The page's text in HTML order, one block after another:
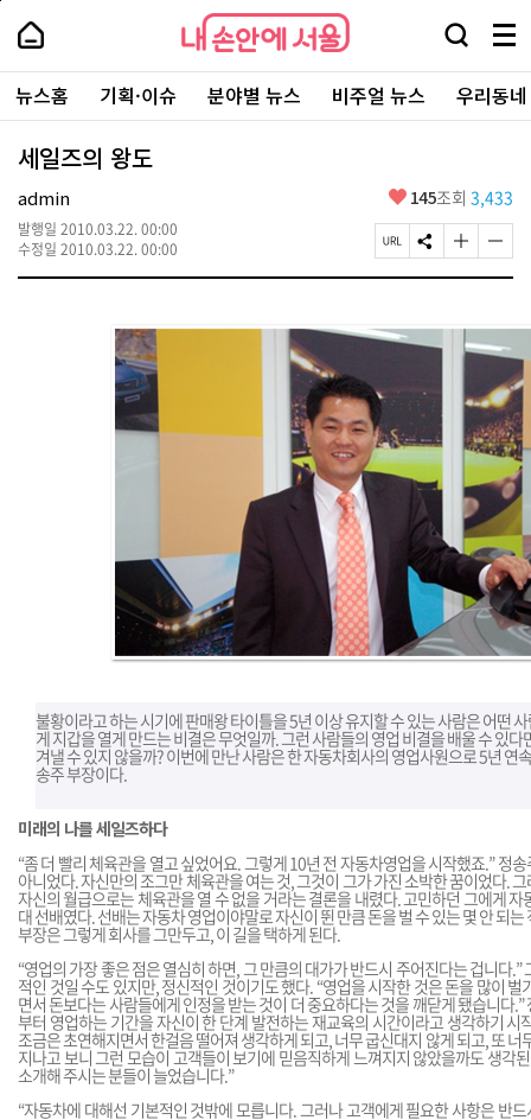
본
로
가
내
손
안
에
서
울
-
서
울
시
대
표
소
내
손
에
울
검
창
열
기
메
뉴
전
체
보
주
요
서
뉴스홈 기획·이슈 분야별 뉴스 비주얼 뉴스 우리동
세일즈의 왕도
admin
발행일 2010.03.22. 00:00
수정일 2010.03.22. 00:00
좋
요
145조회 3,433
페
이
R
L
사
S
N
유
하
글
자
크
게
경
하
기
글
자
작
게
변
경
하
기
불황이라고 하는 시기에 판매왕 타이틀을 5년 이상 유지할 수 있는 사람은 어떤
게 지갑을 열게 만드는 비결은 무엇일까. 그런 사람들의 영업 비결을 배울 수 있다
겨낼 수 있지 않을까? 이번에 만난 사람은 한 자동차회사의 영업사원으로 5년 연
송주 부장이다.
미래의 나를 세일즈하다
“좀 더 빨리 체육관을 열고 싶었어요. 그렇게 10년 전 자동차영업을 시작했죠.” 정
아니었다. 자신만의 조그만 체육관을 여는 것, 그것이 그가 가진 소박한 꿈이었다.
자신의 월급으로는 체육관을 열 수 없을 거라는 결론을 내렸다. 고민하던 그에게
대 선배였다. 선배는 자동차 영업이야말로 자신이 뛴 만큼 돈을 벌 수 있는 몇 안 되
부장은 그렇게 회사를 그만두고, 이 길을 택하게 된다.
“영업의 가장 좋은 점은 열심히 하면, 그 만큼의 대가가 반드시 주어진다는 겁니다.”
적인 것일 수도 있지만, 정신적인 것이기도 했다. “영업을 시작한 것은 돈을 많이
면서 돈보다는 사람들에게 인정을 받는 것이 더 중요하다는 것을 깨닫게 됐습니다
부터 영업하는 기간을 자신이 한 단계 발전하는 재교육의 시간이라고 생각하기 시
조금은 초연해지면서 한걸음 떨어져 생각하게 되고, 너무 굽신대지 않게 되고, 또 너
지나고 보니 그런 모습이 고객들이 보기에 믿음직하게 느껴지지 않았을까도 생각
소개해 주시는 분들이 늘었습니다.”
“자동차에 대해선 기본적인 것밖에 모릅니다. 그러나 고객에게 필요한 사항은 반
페
상
단
로